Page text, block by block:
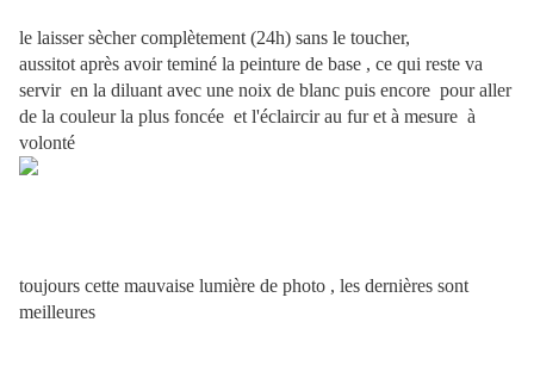
le laisser sècher complètement (24h) sans le toucher,
aussitot après avoir teminé la peinture de base , ce qui reste va
servir en la diluant avec une noix de blanc puis encore pour aller
de la couleur la plus foncée et l'éclaircir au fur et à mesure à
volonté
toujours cette mauvaise lumière de photo , les dernières sont
meilleures